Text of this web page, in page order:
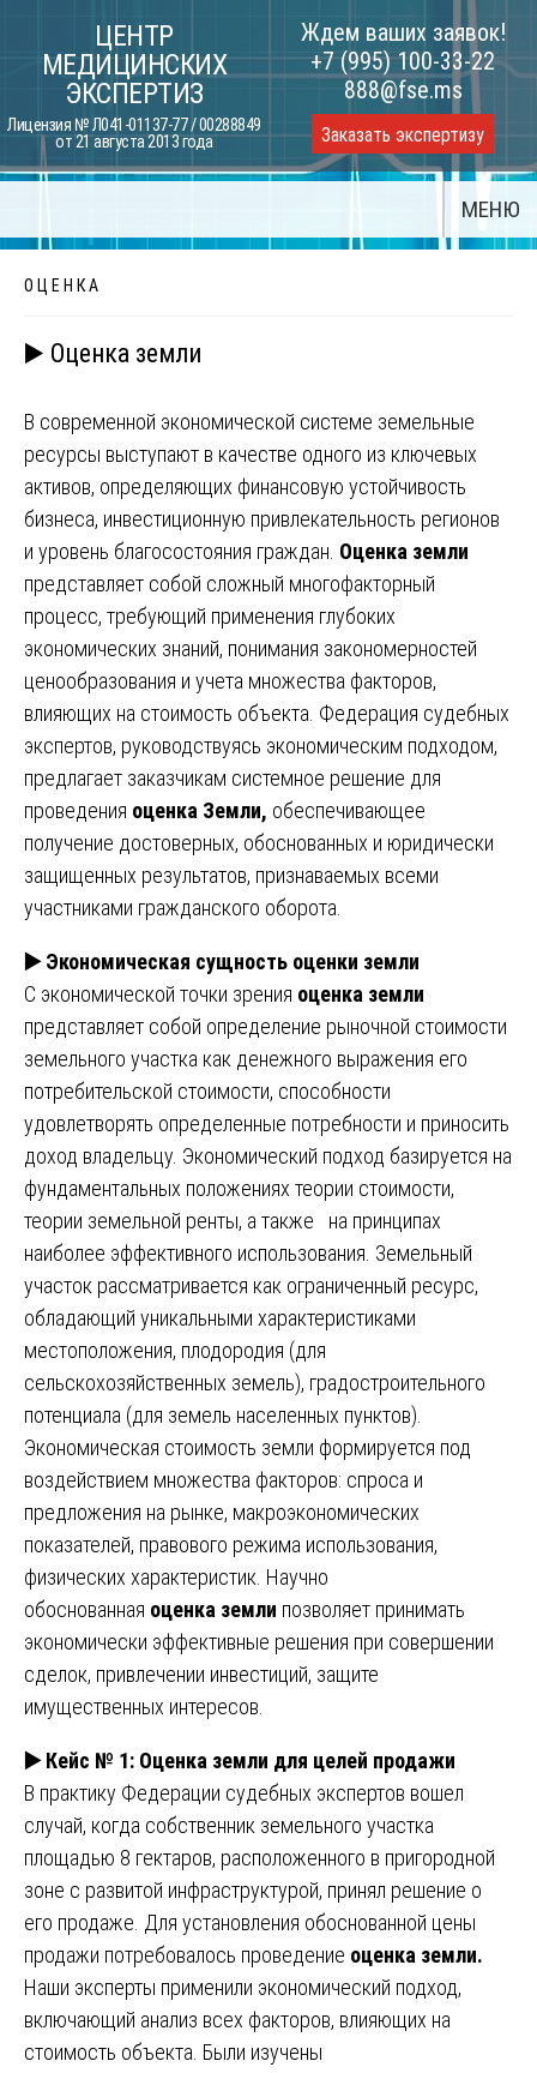
content
ЦЕНТР
МЕДИЦИНСКИХ
ЭКСПЕРТИЗ
Лицензия № Л041-01137-77 / 00288849
от 21 августа 2013 года
Ждем ваших заявок!
+7 (995) 100-33-22
888@fse.ms
Заказать экспертизу
МЕНЮ
О Ц Е Н К А
▶️ Оценка земли
В современной экономической системе земельные
ресурсы выступают в качестве одного из ключевых
активов, определяющих финансовую устойчивость
бизнеса, инвестиционную привлекательность регионов
и уровень благосостояния граждан. Оценка земли
представляет собой сложный многофакторный
процесс, требующий применения глубоких
экономических знаний, понимания закономерностей
ценообразования и учета множества факторов,
влияющих на стоимость объекта. Федерация судебных
экспертов, руководствуясь экономическим подходом,
предлагает заказчикам системное решение для
проведения оценка Земли, обеспечивающее
получение достоверных, обоснованных и юридически
защищенных результатов, признаваемых всеми
участниками гражданского оборота.
▶️Экономическая сущность оценки земли
С экономической точки зрения оценка земли
представляет собой определение рыночной стоимости
земельного участка как денежного выражения его
потребительской стоимости, способности
удовлетворять определенные потребности и приносить
доход владельцу. Экономический подход базируется на
фундаментальных положениях теории стоимости,
теории земельной ренты, а также на принципах
наиболее эффективного использования. Земельный
участок рассматривается как ограниченный ресурс,
обладающий уникальными характеристиками
местоположения, плодородия (для
сельскохозяйственных земель), градостроительного
потенциала (для земель населенных пунктов).
Экономическая стоимость земли формируется под
воздействием множества факторов: спроса и
предложения на рынке, макроэкономических
показателей, правового режима использования,
физических характеристик. Научно
обоснованная оценка земли позволяет принимать
экономически эффективные решения при совершении
сделок, привлечении инвестиций, защите
имущественных интересов.
▶️Кейс № 1: Оценка земли для целей продажи
В практику Федерации судебных экспертов вошел
случай, когда собственник земельного участка
площадью 8 гектаров, расположенного в пригородной
зоне с развитой инфраструктурой, принял решение о
его продаже. Для установления обоснованной цены
продажи потребовалось проведение оценка земли.
Наши эксперты применили экономический подход,
включающий анализ всех факторов, влияющих на
стоимость объекта. Были изучены